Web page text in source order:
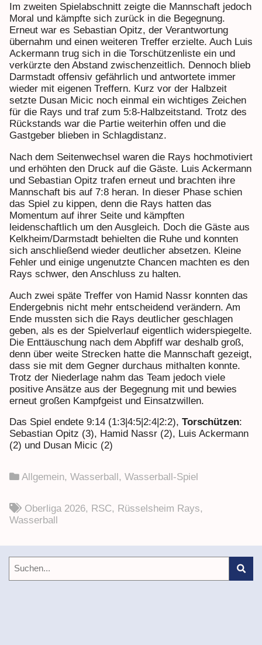
Im zweiten Spielabschnitt zeigte die Mannschaft jedoch
Moral und kämpfte sich zurück in die Begegnung.
Erneut war es Sebastian Opitz, der Verantwortung
übernahm und einen weiteren Treffer erzielte. Auch Luis
Ackermann trug sich in die Torschützenliste ein und
verkürzte den Abstand zwischenzeitlich. Dennoch blieb
Darmstadt offensiv gefährlich und antwortete immer
wieder mit eigenen Treffern. Kurz vor der Halbzeit
setzte Dusan Micic noch einmal ein wichtiges Zeichen
für die Rays und traf zum 5:8-Halbzeitstand. Trotz des
Rückstands war die Partie weiterhin offen und die
Gastgeber blieben in Schlagdistanz.
Nach dem Seitenwechsel waren die Rays hochmotiviert
und erhöhten den Druck auf die Gäste. Luis Ackermann
und Sebastian Opitz trafen erneut und brachten ihre
Mannschaft bis auf 7:8 heran. In dieser Phase schien
das Spiel zu kippen, denn die Rays hatten das
Momentum auf ihrer Seite und kämpften
leidenschaftlich um den Ausgleich. Doch die Gäste aus
Kelkheim/Darmstadt behielten die Ruhe und konnten
sich anschließend wieder deutlicher absetzen. Kleine
Fehler und einige ungenutzte Chancen machten es den
Rays schwer, den Anschluss zu halten.
Auch zwei späte Treffer von Hamid Nassr konnten das
Endergebnis nicht mehr entscheidend verändern. Am
Ende mussten sich die Rays deutlicher geschlagen
geben, als es der Spielverlauf eigentlich widerspiegelte.
Die Enttäuschung nach dem Abpfiff war deshalb groß,
denn über weite Strecken hatte die Mannschaft gezeigt,
dass sie mit dem Gegner durchaus mithalten konnte.
Trotz der Niederlage nahm das Team jedoch viele
positive Ansätze aus der Begegnung mit und bewies
erneut großen Kampfgeist und Einsatzwillen.
Das Spiel endete 9:14 (1:3|4:5|2:4|2:2), Torschützen:
Sebastian Opitz (3), Hamid Nassr (2), Luis Ackermann
(2) und Dusan Micic (2)
Allgemein, Wasserball , Wasserball-Spiel
Oberliga 2026, RSC, Rüsselsheim Rays,
Wasserball